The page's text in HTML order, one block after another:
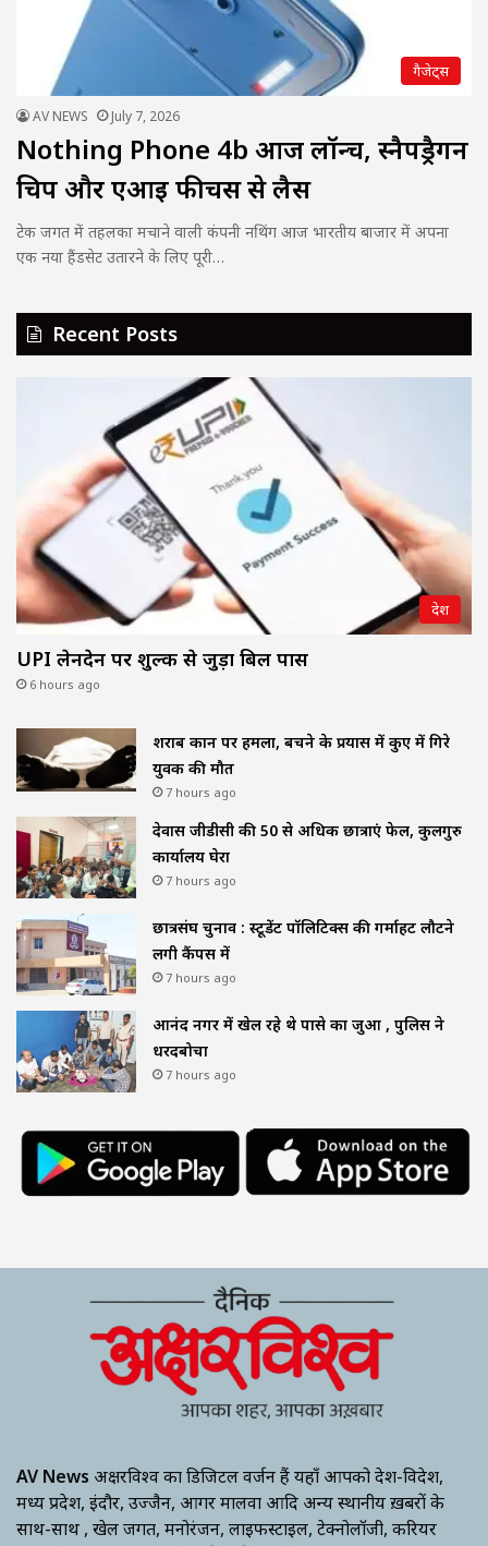
गैजेट्स
AV NEWS July 7, 2026
Nothing Phone 4b आज लॉन्च, स्नैपड्रैगन
चिप और एआई फीचर्स से लैस
टेक जगत में तहलका मचाने वाली कंपनी नथिंग आज भारतीय बाजार में अपना
एक नया हैंडसेट उतारने के लिए पूरी…
Recent Posts
देश
UPI लेनदेन पर शुल्क से जुड़ा बिल पास
6 hours ago
शराब दुकान पर हमला, बचने के प्रयास में कुए में गिरे
युवक की मौत
7 hours ago
देवास जीडीसी की 50 से अधिक छात्राएं फेल, कुलगुरु
कार्यालय घेरा
7 hours ago
छात्रसंघ चुनाव : स्टूडेंट पॉलिटिक्स की गर्माहट लौटने
लगी कैंपस में
7 hours ago
आनंद नगर में खेल रहे थे पासे का जुआ , पुलिस ने
धरदबोचा
7 hours ago
AV News अक्षरविश्व का डिजिटल वर्जन हैं यहाँ आपको देश-विदेश,
मध्य प्रदेश, इंदौर, उज्जैन, आगर मालवा आदि अन्य स्थानीय ख़बरों के
साथ-साथ , खेल जगत, मनोरंजन, लाइफस्टाइल, टेक्नोलॉजी, करियर